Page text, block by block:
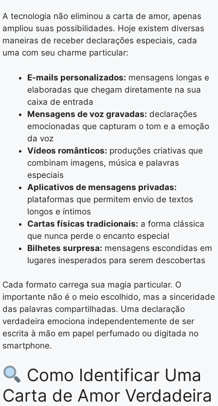
A tecnologia não eliminou a carta de amor, apenas
ampliou suas possibilidades. Hoje existem diversas
maneiras de receber declarações especiais, cada
uma com seu charme particular:
E-mails personalizados: mensagens longas e
elaboradas que chegam diretamente na sua
caixa de entrada
Mensagens de voz gravadas: declarações
emocionadas que capturam o tom e a emoção
da voz
Vídeos românticos: produções criativas que
combinam imagens, música e palavras
especiais
Aplicativos de mensagens privadas:
plataformas que permitem envio de textos
longos e íntimos
Cartas físicas tradicionais: a forma clássica
que nunca perde o encanto especial
Bilhetes surpresa: mensagens escondidas em
lugares inesperados para serem descobertas
Cada formato carrega sua magia particular. O
importante não é o meio escolhido, mas a sinceridade
das palavras compartilhadas. Uma declaração
verdadeira emociona independentemente de ser
escrita à mão em papel perfumado ou digitada no
smartphone.
Como Identificar Uma
Carta de Amor Verdadeira